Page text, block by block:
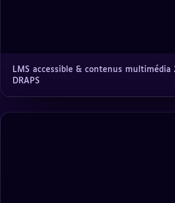
LMS accessible & contenus multimédia
DRAPS